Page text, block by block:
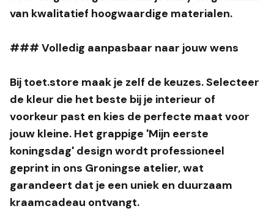
van kwalitatief hoogwaardige materialen.
### Volledig aanpasbaar naar jouw wens
Bij toet.store maak je zelf de keuzes. Selecteer
de kleur die het beste bij je interieur of
voorkeur past en kies de perfecte maat voor
jouw kleine. Het grappige 'Mijn eerste
koningsdag' design wordt professioneel
geprint in ons Groningse atelier, wat
garandeert dat je een uniek en duurzaam
kraamcadeau ontvangt.